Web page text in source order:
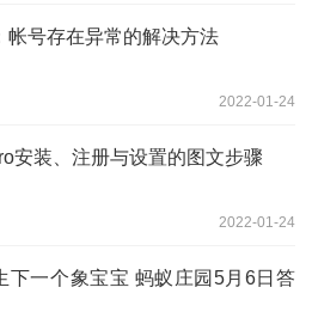
帐号存在异常的解决方法
2022-01-24
安装、注册与设置的图文步骤
2022-01-24
下一个象宝宝 蚂蚁庄园5月6日答